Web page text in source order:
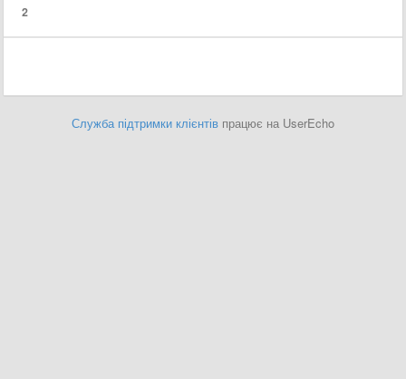
2
Служба підтримки клієнтів працює на UserEcho